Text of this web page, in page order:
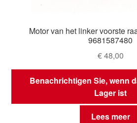
Motor van het linker voorste
9681587480
€48,00
Benachrichtigen Sie, wenn
Lager ist
Lees meer